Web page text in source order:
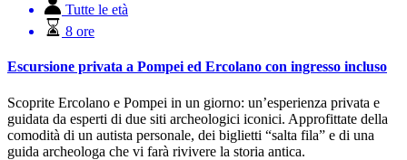
Tutte le età
8 ore
Escursione privata a Pompei ed Ercolano con ingresso incluso
Scoprite Ercolano e Pompei in un giorno: un’esperienza privata e
guidata da esperti di due siti archeologici iconici. Approfittate della
comodità di un autista personale, dei biglietti “salta fila” e di una
guida archeologa che vi farà rivivere la storia antica.